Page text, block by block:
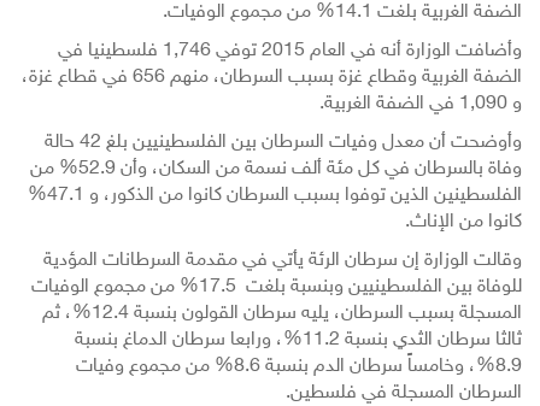
الضفة الغربية بلغت 14.1% من مجموع الوفيات.
وأضافت الوزارة أنه في العام 2015 توفي 1,746 فلسطينيا في
الضفة الغربية وقطاع غزة بسبب السرطان، منهم 656 في قطاع غزة،
و 1,090 في الضفة الغربية.
وأوضحت أن معدل وفيات السرطان بين الفلسطينيين بلغ 42 حالة
وفاة بالسرطان في كل مئة ألف نسمة من السكان، وأن 52.9% من
الفلسطينين الذين توفوا بسبب السرطان كانوا من الذكور، و 47.1%
كانوا من الإناث.
وقالت الوزارة إن سرطان الرئة يأتي في مقدمة السرطانات المؤدية
للوفاة بين الفلسطينيين وبنسبة بلغت 17.5% من مجموع الوفيات
المسجلة بسبب السرطان، يليه سرطان القولون بنسبة 12.4%، ثم
ثالثا سرطان الثدي بنسبة 11.2%، ورابعا سرطان الدماغ بنسبة
8.9%، وخامساً سرطان الدم بنسبة 8.6% من مجموع وفيات
السرطان المسجلة في فلسطين.